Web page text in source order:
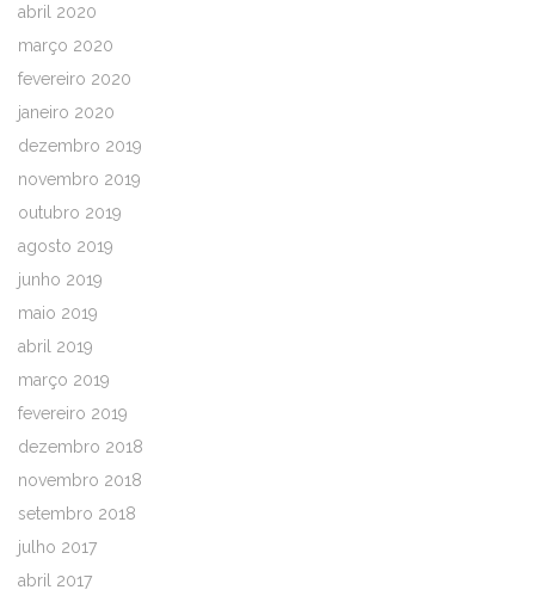
abril 2020
março 2020
fevereiro 2020
janeiro 2020
dezembro 2019
novembro 2019
outubro 2019
agosto 2019
junho 2019
maio 2019
abril 2019
março 2019
fevereiro 2019
dezembro 2018
novembro 2018
setembro 2018
julho 2017
abril 2017